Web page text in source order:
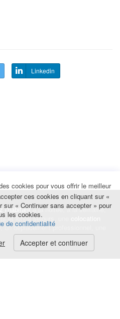
Linkedin
l'habitantà la nuitée, à la semaine,
et longs séjours, une
un déplacement professionnel, une
cookies pour vous offrir le meilleur
ces cookies en cliquant sur «
« Continuer sans accepter » pour
les cookies.
de confidentialité
Accepter et continuer